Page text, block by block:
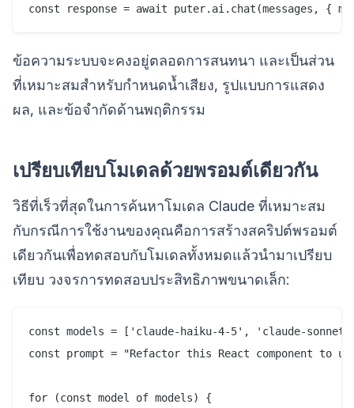
ข้อความระบบจะคงอยู่ตลอดการสนทนา และเป็นส่วน
ที่เหมาะสมสำหรับกำหนดน้ำเสียง, รูปแบบการแสดง
ผล, และข้อจำกัดด้านพฤติกรรม
เปรียบเทียบโมเดลด้วยพรอมต์เดียวกัน
วิธีที่เร็วที่สุดในการค้นหาโมเดล Claude ที่เหมาะสม
กับกรณีการใช้งานของคุณคือการสร้างสคริปต์พรอมต์
เดียวกันเพื่อทดสอบกับโมเดลทั้งหมดแล้วนำมาเปรียบ
เทียบ วงจรการทดสอบประสิทธิภาพขนาดเล็ก:
const models = ['claude-haiku-4-5', 'claude-
const prompt = "Refactor this React component to
for (const model of models) {